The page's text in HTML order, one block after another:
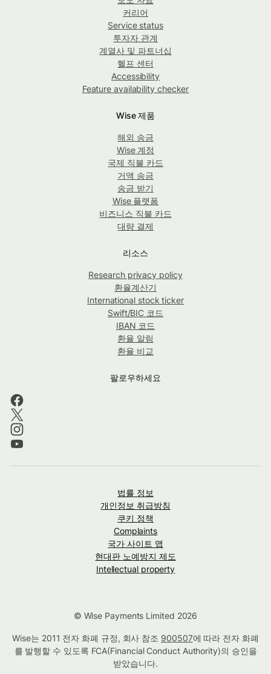
커리어
Service status
투자자 관계
계열사 및 파트너십
헬프 센터
Accessibility
Feature availability checker
Wise 제품
해외 송금
Wise 계정
국제 직불 카드
거액 송금
송금 받기
Wise 플랫폼
비즈니스 직불 카드
대량 결제
리소스
Research privacy policy
환율계산기
International stock ticker
Swift/BIC 코드
IBAN 코드
환율 알림
환율 비교
팔로우하세요
법률 정보
개인정보 취급방침
쿠키 정책
Complaints
국가 사이트 맵
현대판 노예방지 제도
Intellectual property
© Wise Payments Limited 2026
Wise는 2011 전자 화폐 규정, 회사 참조 900507에 따라 전자 화폐
를 발행할 수 있도록 FCA(Financial Conduct Authority)의 승인을
받았습니다.